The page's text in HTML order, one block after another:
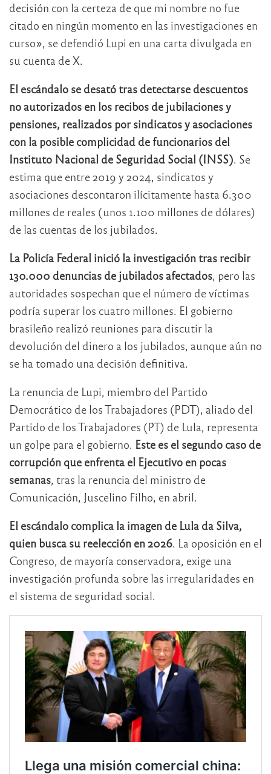
decisión con la certeza de que mi nombre no fue
citado en ningún momento en las investigaciones en
curso», se defendió Lupi en una carta divulgada en
su cuenta de X.
El escándalo se desató tras detectarse descuentos
no autorizados en los recibos de jubilaciones y
pensiones, realizados por sindicatos y asociaciones
con la posible complicidad de funcionarios del
Instituto Nacional de Seguridad Social (INSS). Se
estima que entre 2019 y 2024, sindicatos y
asociaciones descontaron ilícitamente hasta 6.300
millones de reales (unos 1.100 millones de dólares)
de las cuentas de los jubilados.
La Policía Federal inició la investigación tras recibir
130.000 denuncias de jubilados afectados, pero las
autoridades sospechan que el número de víctimas
podría superar los cuatro millones. El gobierno
brasileño realizó reuniones para discutir la
devolución del dinero a los jubilados, aunque aún no
se ha tomado una decisión definitiva.
La renuncia de Lupi, miembro del Partido
Democrático de los Trabajadores (PDT), aliado del
Partido de los Trabajadores (PT) de Lula, representa
un golpe para el gobierno. Este es el segundo caso de
corrupción que enfrenta el Ejecutivo en pocas
semanas, tras la renuncia del ministro de
Comunicación, Juscelino Filho, en abril.
El escándalo complica la imagen de Lula da Silva,
quien busca su reelección en 2026. La oposición en el
Congreso, de mayoría conservadora, exige una
investigación profunda sobre las irregularidades en
el sistema de seguridad social.